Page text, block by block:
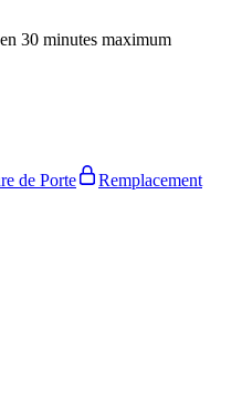
30 minutes maximum
de Porte
Remplacement